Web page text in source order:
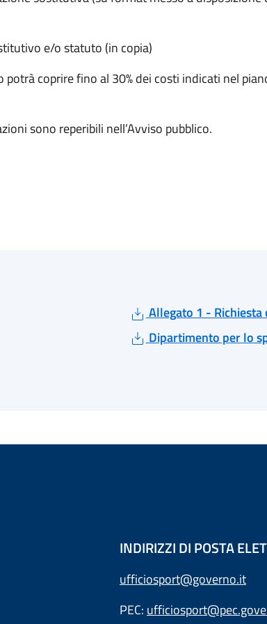
e/o statuto (in copia)
coprire fino al 30% dei costi indicati nel
sono reperibili nell’Avviso pubblico.
Allegato 1 -
Dipartimento per lo
INDIRIZZI DI POSTA
ufficiosport@governo.it
PEC: